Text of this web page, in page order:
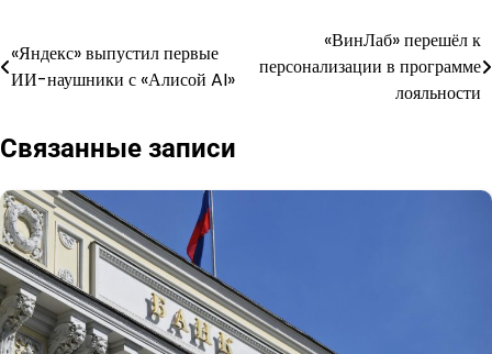
Навигация
по
«Яндекс» выпустил первые
ИИ-наушники с «Алисой AI»
«ВинЛаб» перешёл к
персонализации в программе
лояльности
Связанные записи